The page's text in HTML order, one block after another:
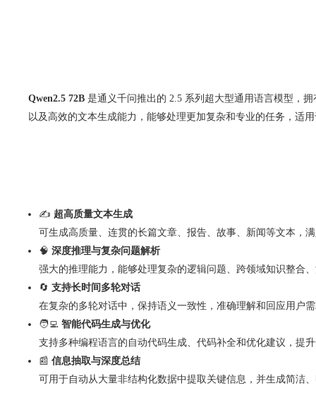
Qwen2.5 72B 是通义千问推出的 2.5 系列超大型通用语言模型，
以及高效的文本生成能力，能够处理更加复杂和专业的任务，适
✍️ 超高质量文本生成
可生成高质量、连贯的长篇文章、报告、故事、新闻等文本，
🧠 深度推理与复杂问题解析
强大的推理能力，能够处理复杂的逻辑问题、跨领域知识整合
🔄 支持长时间多轮对话
在复杂的多轮对话中，保持语义一致性，准确理解和回应用户
🧑‍💻 智能代码生成与优化
支持多种编程语言的自动代码生成、代码补全和优化建议，提
📰 信息抽取与深度总结
可用于自动从大量非结构化数据中提取关键信息，并生成简洁